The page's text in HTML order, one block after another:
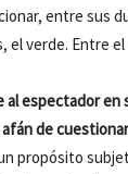
entre sus
el verde. Entre
espectador en
de
propósito